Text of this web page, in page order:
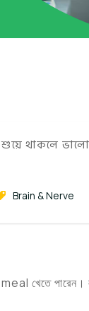
থাকলে
Brain & Nerve
পারেন।